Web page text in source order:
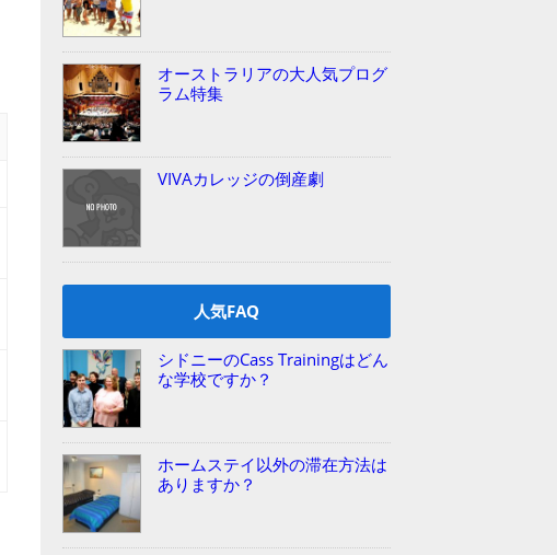
オーストラリアの大人気プログ
ラム特集
VIVAカレッジの倒産劇
人気FAQ
シドニーのCass Trainingはどん
な学校ですか？
ホームステイ以外の滞在方法は
ありますか？